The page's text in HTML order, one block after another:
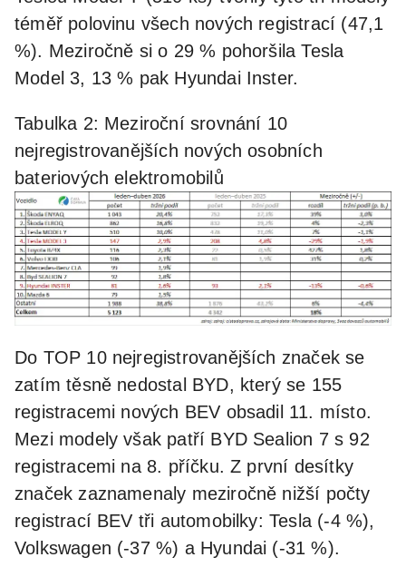
téměř polovinu všech nových registrací (47,1
%). Meziročně si o 29 % pohoršila Tesla
Model 3, 13 % pak Hyundai Inster.
Tabulka 2: Meziroční srovnání 10
nejregistrovanějších nových osobních
bateriových elektromobilů
Do TOP 10 nejregistrovanějších značek se
zatím těsně nedostal BYD, který se 155
registracemi nových BEV obsadil 11. místo.
Mezi modely však patří BYD Sealion 7 s 92
registracemi na 8. příčku. Z první desítky
značek zaznamenaly meziročně nižší počty
registrací BEV tři automobilky: Tesla (-4 %),
Volkswagen (-37 %) a Hyundai (-31 %).